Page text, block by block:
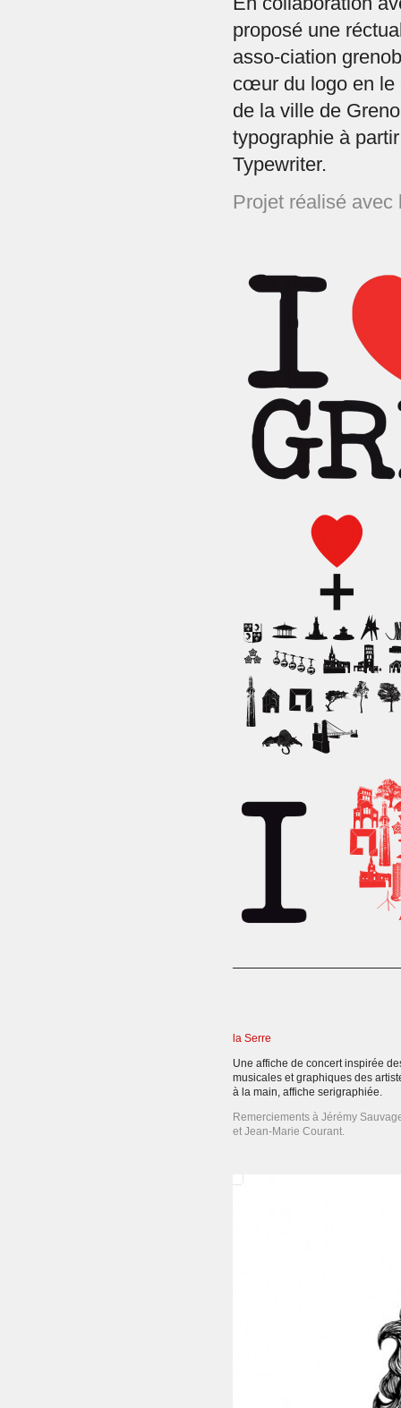
proposé une
asso-ciation
cœur du logo en le
de la ville de
typographie à
Typewriter.
Projet réalisé avec
la Serre
Une affiche de concert inspirée
musicales et graphiques des
à la main, affiche serigraphiée.
Remerciements à Jérémy
et Jean-Marie Courant.